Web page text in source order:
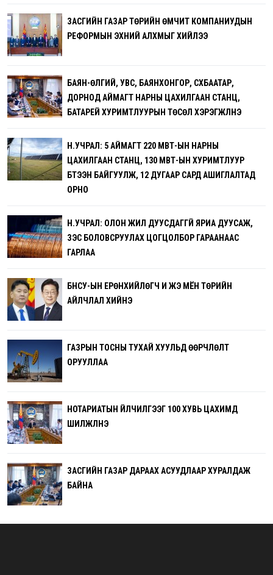
ЗАСГИЙН ГАЗАР ТӨРИЙН ӨМЧИТ КОМПАНИУДЫН
РЕФОРМЫН ЭХНИЙ АЛХМЫГ ХИЙЛЭЭ
БАЯН-ӨЛГИЙ, УВС, БАЯНХОНГОР, СҮХБААТАР,
ДОРНОД АЙМАГТ НАРНЫ ЦАХИЛГААН СТАНЦ,
БАТАРЕЙ ХУРИМТЛУУРЫН ТӨСӨЛ ХЭРЭГЖҮҮЛНЭ
Н.УЧРАЛ: 5 АЙМАГТ 220 МВТ-ЫН НАРНЫ
ЦАХИЛГААН СТАНЦ, 130 МВТ-ЫН ХУРИМТЛУУР
БҮТЭЭН БАЙГУУЛЖ, 12 ДУГААР САРД АШИГЛАЛТАД
ОРНО
Н.УЧРАЛ: ОЛОН ЖИЛ ДУУСДАГГҮЙ ЯРИА ДУУСАЖ,
ЗЭС БОЛОВСРУУЛАХ ЦОГЦОЛБОР ГАРААНААС
ГАРЛАА
БНСУ-ЫН ЕРӨНХИЙЛӨГЧ И ЖЭ МЁН ТӨРИЙН
АЙЛЧЛАЛ ХИЙНЭ
ГАЗРЫН ТОСНЫ ТУХАЙ ХУУЛЬД ӨӨРЧЛӨЛТ
ОРУУЛЛАА
НОТАРИАТЫН ҮЙЛЧИЛГЭЭГ 100 ХУВЬ ЦАХИМД
ШИЛЖҮҮЛНЭ
ЗАСГИЙН ГАЗАР ДАРААХ АСУУДЛААР ХУРАЛДАЖ
БАЙНА